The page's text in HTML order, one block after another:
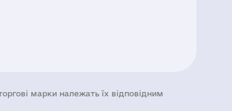
марки належать їх відповідним